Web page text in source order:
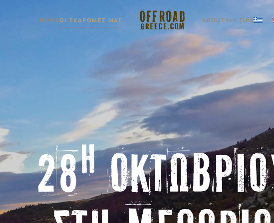
ΟΙ ΕΚΔΡΟΜΈΣ ΜΑΣ ABOUT4×4
28Η